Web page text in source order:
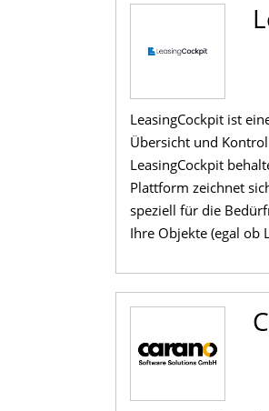
LeasingCockpit ist
Übersicht und
LeasingCockpit
Plattform zeichnet
speziell für die
Ihre Objekte (egal ob